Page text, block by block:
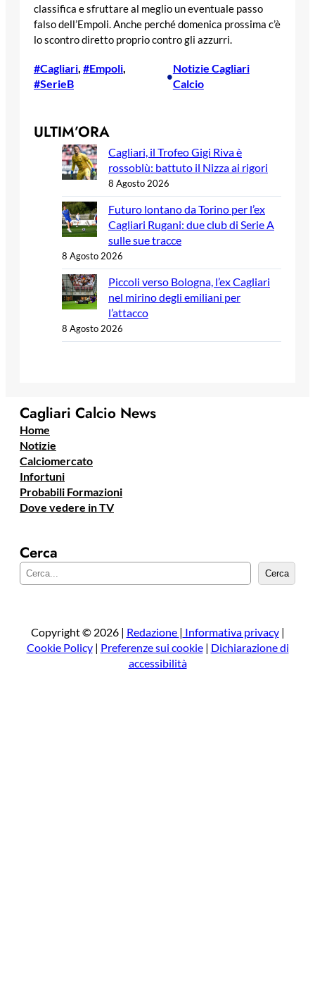
classifica e sfruttare al meglio un eventuale passo
falso dell’Empoli. Anche perché domenica prossima c’è
lo scontro diretto proprio contro gli azzurri.
#Cagliari, #Empoli
#SerieB
•
Notizie Cagliari
Calcio
ULTIM’ORA
Cagliari, il Trofeo Gigi Riva è
rossoblù: battuto il Nizza ai rigori
8 Agosto 2026
Futuro lontano da Torino per l’ex
Cagliari Rugani: due club di Serie A
sulle sue tracce
8 Agosto 2026
Piccoli verso Bologna, l’ex Cagliari
nel mirino degli emiliani per
l’attacco
8 Agosto 2026
Cagliari Calcio News
Home
Notizie
Calciomercato
Infortuni
Probabili Formazioni
Dove vedere in TV
Cerca
e
a
Cerca
Copyright © 2026 | Redazione | Informativa privacy|
Cookie Policy| Preferenze sui cookie| Dichiarazione di
accessibilità